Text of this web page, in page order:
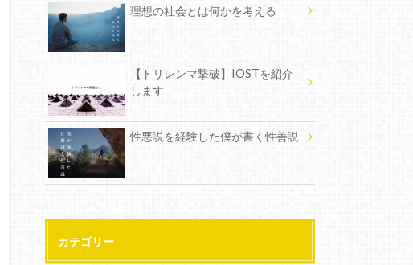
理想の社会とは何かを考える
【トリレンマ撃破】IOSTを紹介
します
性悪説を経験した僕が書く性善説
カテゴリー